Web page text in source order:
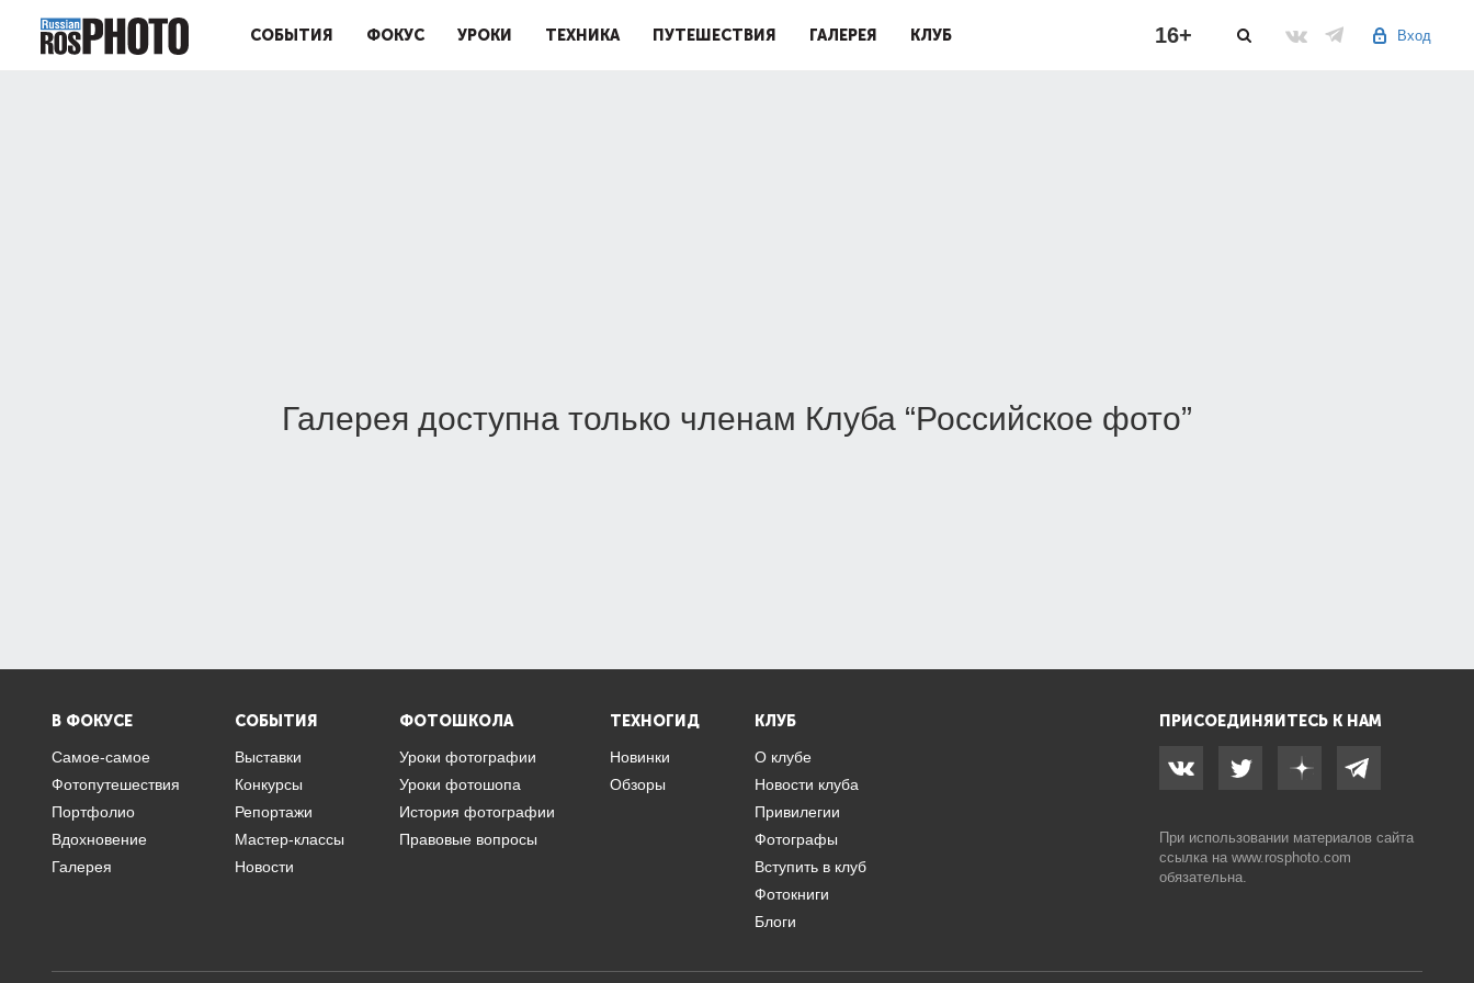
СОБЫТИЯ ФОКУС УРОКИ ТЕХНИКА ПУТЕШЕСТВИЯ ГАЛЕРЕЯ КЛУБ Вход
16+
Галерея доступна только членам Клуба “Российское фото”
В ФОКУСЕ
Самое-самое
Фотопутешествия
Портфолио
Вдохновение
Галерея
СОБЫТИЯ
Выставки
Конкурсы
Репортажи
Мастер-классы
Новости
ФОТОШКОЛА
Уроки фотографии
Уроки фотошопа
История фотографии
Правовые вопросы
ТЕХНОГИД
Новинки
Обзоры
КЛУБ
О клубе
Новости клуба
Привилегии
Фотографы
Вступить в клуб
Фотокниги
Блоги
ПРИСОЕДИНЯЙТЕСЬ К НАМ
При использовании материалов сайта
ссылка на www.rosphoto.com
обязательна.